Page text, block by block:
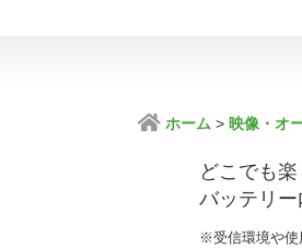
ホーム 映像・オ
どこでも楽
バッテリ
※受信環境や使